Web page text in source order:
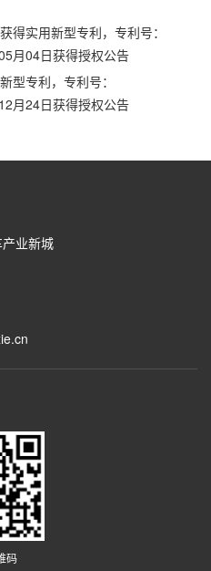
得实用新型专利，专利号：
月04日获得授权公告
型专利，专利号：
月24日获得授权公告
业新城
码